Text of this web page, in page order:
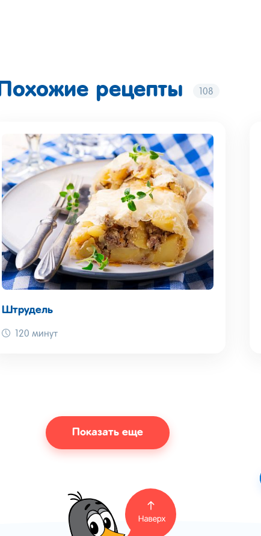
рецепты 108
Штрудель
120 минут
Показать еще